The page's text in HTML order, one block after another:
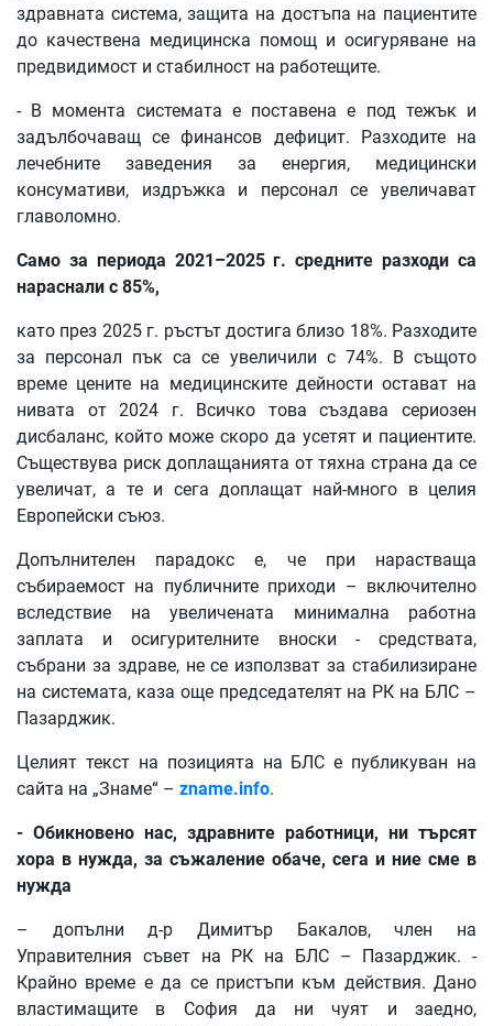
здравната система, защита на достъпа на пациентите
до качествена медицинска помощ и осигуряване на
предвидимост и стабилност на работещите.
- В момента системата е поставена е под тежък и
задълбочаващ се финансов дефицит. Разходите на
лечебните заведения за енергия, медицински
консумативи, издръжка и персонал се увеличават
главоломно.
Само за периода 2021–2025 г. средните разходи са
нараснали с 85%,
като през 2025 г. ръстът достига близо 18%. Разходите
за персонал пък са се увеличили с 74%. В същото
време цените на медицинските дейности остават на
нивата от 2024 г. Всичко това създава сериозен
дисбаланс, който може скоро да усетят и пациентите.
Съществува риск доплащанията от тяхна страна да се
увеличат, а те и сега доплащат най-много в целия
Европейски съюз.
Допълнителен парадокс е, че при нарастваща
събираемост на публичните приходи – включително
вследствие на увеличената минимална работна
заплата и осигурителните вноски - средствата,
събрани за здраве, не се използват за стабилизиране
на системата, каза още председателят на РК на БЛС –
Пазарджик.
Целият текст на позицията на БЛС е публикуван на
сайта на „Знаме“ – zname.info.
- Обикновено нас, здравните работници, ни търсят
хора в нужда, за съжаление обаче, сега и ние сме в
нужда
– допълни д-р Димитър Бакалов, член на
Управителния съвет на РК на БЛС – Пазарджик. -
Крайно време е да се пристъпи към действия. Дано
властимащите в София да ни чуят и заедно,